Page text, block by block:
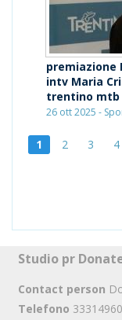
premiazione
intv Maria
trentino mtb
26 ott 2025 -
1 2 3 4
Studio pr
Contact person
Telefono